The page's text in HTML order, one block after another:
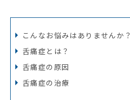
こんなお悩みは ありませんか？
舌痛症とは？
舌痛症の原因
舌痛症の治療